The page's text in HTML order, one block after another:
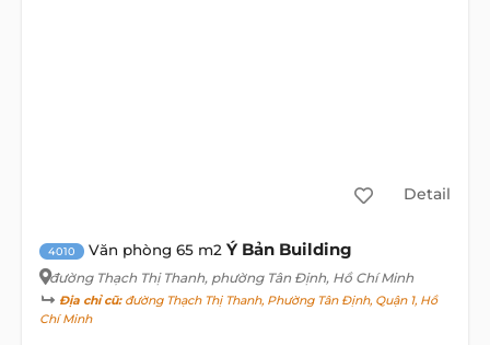
Detail
4010 Văn phòng 65 m2 Ý Bản Building
đường Thạch Thị Thanh, phường Tân Định, Hồ Chí Minh
Địa chỉ cũ:đường Thạch Thị Thanh, Phường Tân Định, Quận 1, Hồ
Chí Minh